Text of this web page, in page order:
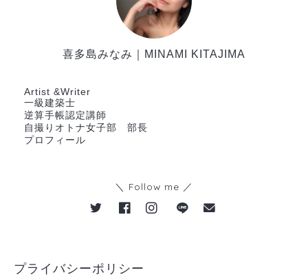
喜多島みなみ｜MINAMI KITAJIMA
Artist &Writer
一級建築士
逆算手帳認定講師
自撮りオトナ女子部 部長
プロフィール
＼ Follow me ／
プライバシーポリシー
HOME